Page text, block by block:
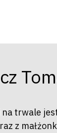
na trwale
z